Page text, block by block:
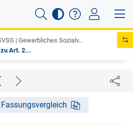
| Gewerbliches Sozialv...
Art. 2...
Fassungsvergleich